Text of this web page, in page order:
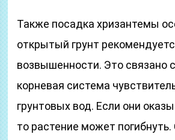
Также посадка хризантемы
открытый грунт
возвышенности. Это связано
корневая система
грунтовых вод. Если они
то растение может погибнуть.